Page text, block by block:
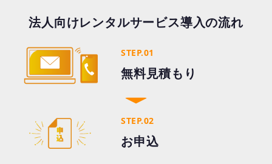
法人向けレンタルサービス導入の流れ
STEP.01
無料見積もり
STEP.02
お申込